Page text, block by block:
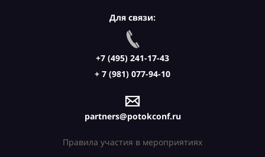
Для связи:
+7 (495) 241-17-43
+ 7 (981) 077-94-10
partners@potokconf.ru
Правила участия в мероприятиях